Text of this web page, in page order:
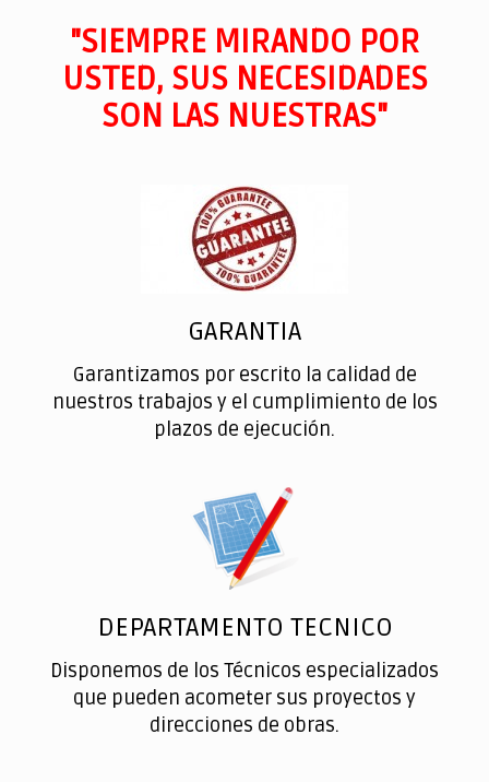
"SIEMPRE MIRANDO POR
USTED, SUS NECESIDADES
SON LAS NUESTRAS"
GARANTIA
Garantizamos por escrito la calidad de
nuestros trabajos y el cumplimiento de los
plazos de ejecución.
DEPARTAMENTO TECNICO
Disponemos de los Técnicos especializados
que pueden acometer sus proyectos y
direcciones de obras.